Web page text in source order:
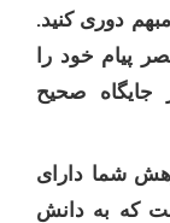
دوری کنید.
پیام خود را
صحیح
شما دارای
که به دانش